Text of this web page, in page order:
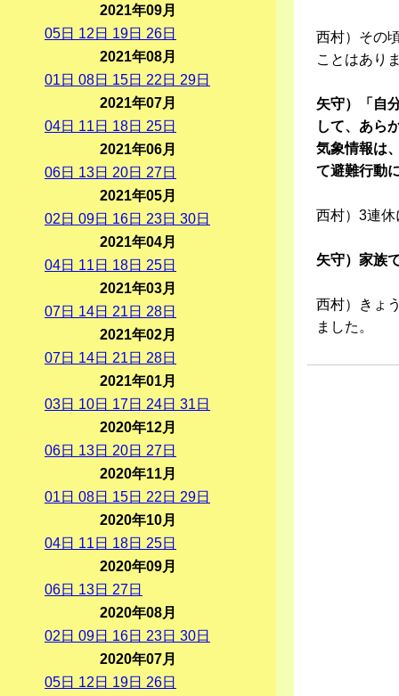
西村）その
ことはあり
矢守）「自
して、あら
気象情報は
て避難行動
西村）3連
矢守）家族
西村）きょ
ました。
2021年09月
05日 12 日 19日 26日
2021年08月
01 日 08日 15日 22 日 29日
2021年07月
04日 11 日 18日 25日
2021年06月
06日 13日 20日 27日
2021年05月
02 日 09日 16日 23日 30日
2021年04月
04日 11 日 18日 25日
2021年03月
07日 14日 21 日 28日
2021年02月
07日 14日 21 日 28日
2021年01月
03日 10日 17日 24日 31 日
2020年12月
06日 13日 20日 27日
2020年11月
01 日 08日 15日 22 日 29日
2020年10月
04日 11 日 18日 25日
2020年09月
06日 13日 27日
2020年08月
02 日 09日 16日 23日 30日
2020年07月
05日 12 日 19日 26日